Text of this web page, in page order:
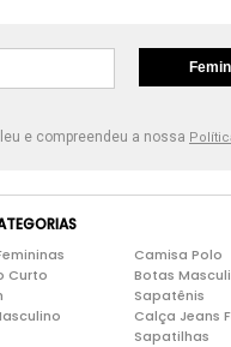
e compreendeu a nossa
Curto
Camisa Polo
Botas
Sapatênis
Calça Jeans
Sapatilhas